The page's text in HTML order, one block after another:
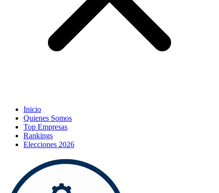
Inicio
Quienes Somos
Top Empresas
Rankings
Elecciones 2026